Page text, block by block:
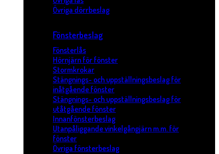
Övriga dörrbeslag
Fönsterbeslag
Fönsterlås
Hörnjärn för fönster
Stormkrokar
Stängnings- och uppställningsbeslag för
inåtgående fönster
Stängnings- och uppställningsbeslag för
utåtgående fönster
Innanfönsterbeslag
Utanpåliggande vinkelgångjärn m.m. för
fönster
Övriga fönsterbeslag